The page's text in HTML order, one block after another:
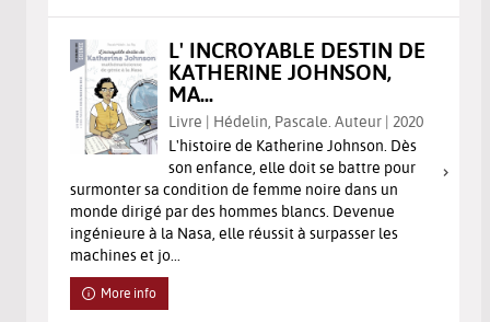
L' INCROYABLE DESTIN DE
KATHERINE JOHNSON,
MA...
Livre | Hédelin, Pascale. Auteur | 2020
L'histoire de Katherine Johnson. Dès
son enfance, elle doit se battre pour
surmonter sa condition de femme noire dans un
monde dirigé par des hommes blancs. Devenue
ingénieure à la Nasa, elle réussit à surpasser les
machines et jo...
More info